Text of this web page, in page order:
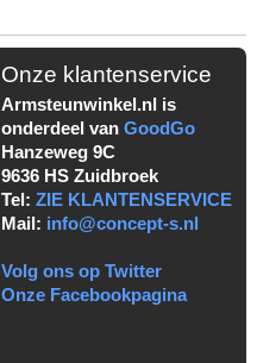
Onze klantenservice
Armsteunwinkel.nl is
onderdeel van GoodGo
Hanzeweg 9C
9636 HS Zuidbroek
Tel: ZIE KLANTENSERVICE
Mail: info@concept-s.nl
Volg ons op Twitter
Onze Facebookpagina